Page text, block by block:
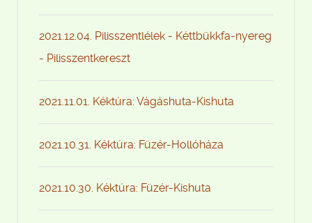
2021.12.04. Pilisszentlélek - Kéttbükkfa-nyereg
- Pilisszentkereszt
2021.11.01. Kéktúra: Vágáshuta-Kishuta
2021.10.31. Kéktúra: Füzér-Hollóháza
2021.10.30. Kéktúra: Füzér-Kishuta